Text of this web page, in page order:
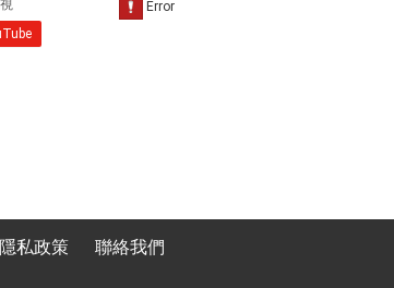
隱私政策 聯絡我們